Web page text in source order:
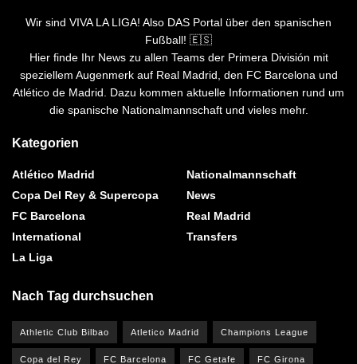
Wir sind VIVA LA LIGA! Also DAS Portal über den spanischen
Fußball! 🇪🇸
Hier finde Ihr News zu allen Teams der Primera División mit
speziellem Augenmerk auf Real Madrid, den FC Barcelona und
Atlético de Madrid. Dazu kommen aktuelle Informationen rund um
die spanische Nationalmannschaft und vieles mehr.
Kategorien
Atlético Madrid
Copa Del Rey & Supercopa
FC Barcelona
International
La Liga
Nationalmannschaft
News
Real Madrid
Transfers
Nach Tag durchsuchen
Athletic Club Bilbao Atletico Madrid Champions League
Copa del Rey FC Barcelona FC Getafe FC Girona